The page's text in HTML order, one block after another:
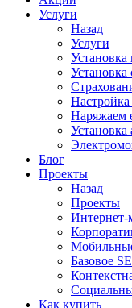
Услуги
Назад
Услуги
Установка
Наряжаем
Блог
Проекты
Назад
Проекты
Интернет-
Базовое
Как купить